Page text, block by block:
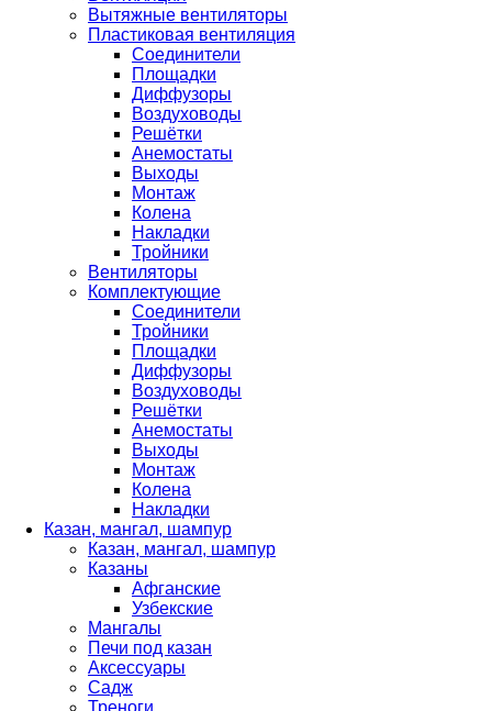
Вытяжные вентиляторы
Пластиковая вентиляция
Соединители
Площадки
Диффузоры
Воздуховоды
Решётки
Анемостаты
Выходы
Монтаж
Колена
Накладки
Тройники
Вентиляторы
Комплектующие
Соединители
Тройники
Площадки
Диффузоры
Воздуховоды
Решётки
Анемостаты
Выходы
Монтаж
Колена
Накладки
Казан, мангал, шампур
Казан, мангал, шампур
Казаны
Афганские
Узбекские
Мангалы
Печи под казан
Аксессуары
Садж